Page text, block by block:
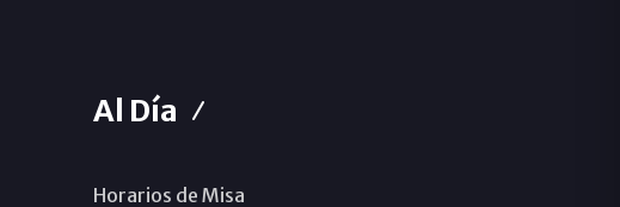
Al Día
Horarios de Misa